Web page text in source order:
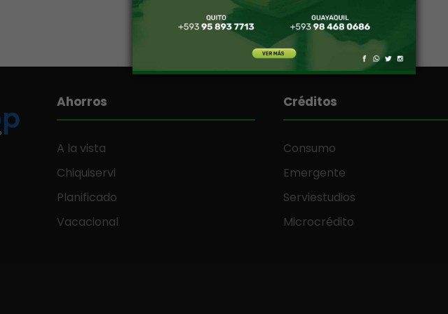
Ahorros
A la vista
Chiquiservi
Planificado
Vacacional
Créditos
Consumo
Emergente
Serviestudios
Microcrédito